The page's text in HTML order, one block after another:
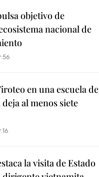
objetivo de
nacional de
en una escuela de
al menos siete
la visita de Estado